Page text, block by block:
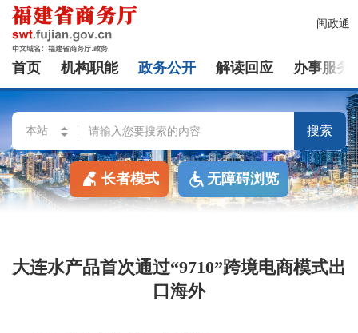
闽政通
首页 机构职能 政务公开 解读回应 办事服务
搜索
长者模式 无障碍浏览
大连水产品首次通过“9710”跨境电商模式出
口海外